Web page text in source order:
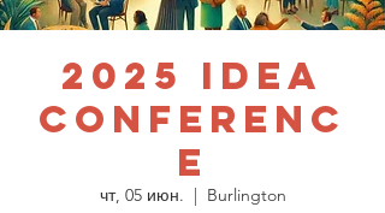
2025 IDEA
Conferenc
e
чт, 05 июн.
  |
Burlington